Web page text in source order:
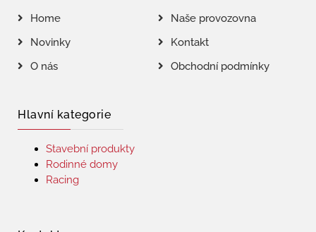
Home
Naše provozovna
Novinky
Kontakt
O nás
Obchodní podmínky
Hlavní kategorie
Stavební produkty
Rodinné domy
Racing